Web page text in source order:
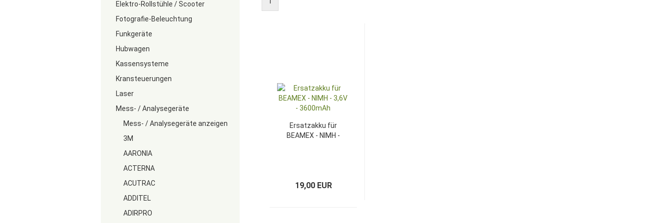
Ersatzakku für
BEAMEX - NIMH -
19,00 EUR
Elektro-Rollstühle / Scooter
Fotografie-Beleuchtung
Funkgeräte
Hubwagen
Kassensysteme
Kransteuerungen
Laser
Mess- / Analysegeräte
Mess- / Analysegeräte anzeigen
3M
AARONIA
ACTERNA
ACUTRAC
ADDITEL
ADIRPRO